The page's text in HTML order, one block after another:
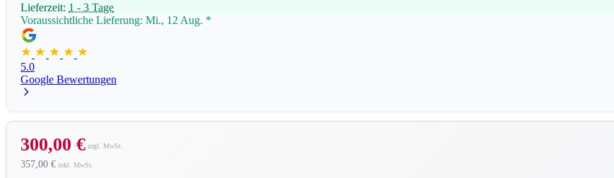
Lieferzeit: 1 - 3 Tage
Voraussichtliche Lieferung: Mi., 12 Aug. *
5.0
Google Bewertungen
357,00 €
300,00 €